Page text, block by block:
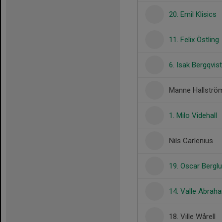
20. Emil Klisics
11. Felix Östling
6. Isak Bergqvist
Manne
1. Milo Videhall
Nils Carlenius
19. Oscar
14. Valle
18. Ville Wårell